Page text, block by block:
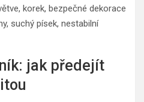
korek, bezpečné dekorace
suchý písek, nestabilní
jak předejít